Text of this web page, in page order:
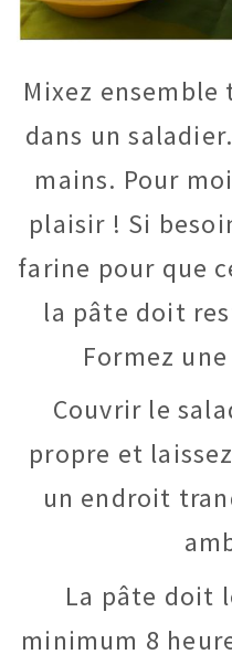
Mixez
dans un
mains. Pour
plaisir ! Si
farine pour que
la pâte doit
Formez
Couvrir le
propre et
un endroit
La pâte doit
minimum 8